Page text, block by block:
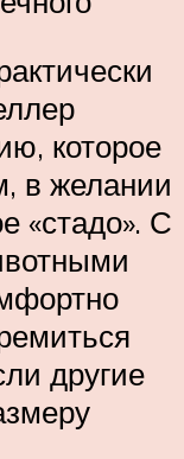
которое
в желании
«стадо». С
другие